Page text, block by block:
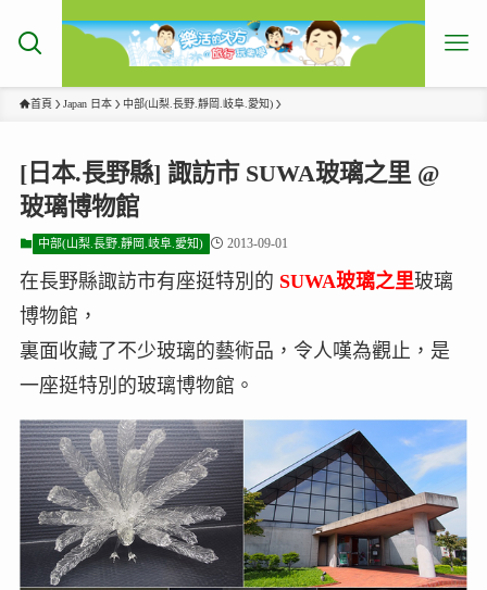
首頁 Japan 日本 中部(山梨.長野.靜岡.岐阜.愛知)
[日本.長野縣] 諏訪市 SUWA玻璃之里 @
玻璃博物館
中部(山梨.長野.靜岡.岐阜.愛知) 2013-09-01
在長野縣諏訪市有座挺特別的 SUWA玻璃之里玻璃
博物館，
裏面收藏了不少玻璃的藝術品，令人嘆為觀止，是
一座挺特別的玻璃博物館。